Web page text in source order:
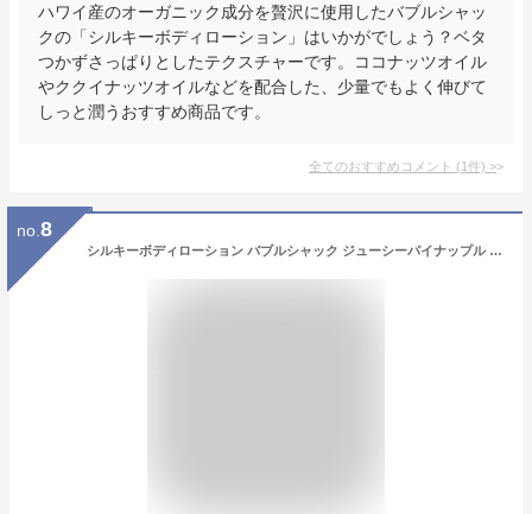
ハワイ産のオーガニック成分を贅沢に使用したバブルシャッ
クの「シルキーボディローション」はいかがでしょう？ベタ
つかずさっぱりとしたテクスチャーです。ココナッツオイル
やククイナッツオイルなどを配合した、少量でもよく伸びて
しっと潤うおすすめ商品です。
全てのおすすめコメント (1件) >
no. 8
シルキーボディローション バブルシャック ジューシーパイナップル Sサイズ オールナチュラル ヴィーガン 天然成分 ハワイ コスメティックス